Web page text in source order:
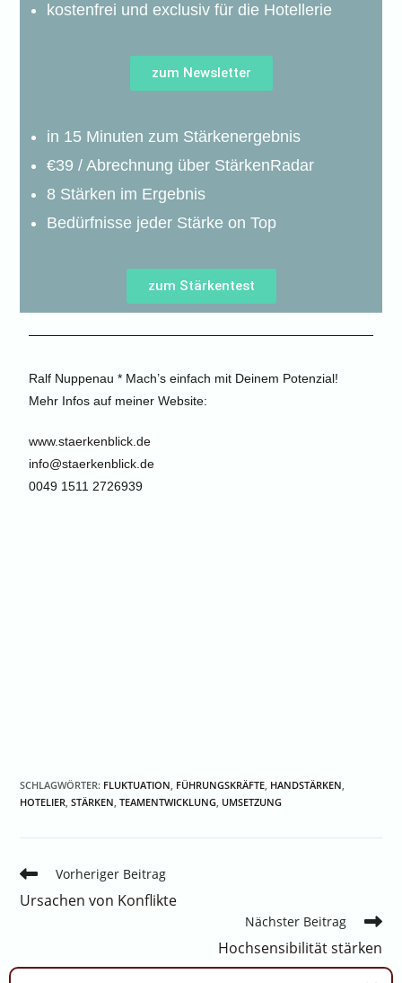
kostenfrei und exclusiv für die Hotellerie
zum Newsletter
in 15 Minuten zum Stärkenergebnis
€39 / Abrechnung über StärkenRadar
8 Stärken im Ergebnis
Bedürfnisse jeder Stärke on Top
zum Stärkentest
Ralf Nuppenau * Mach’s einfach mit Deinem Potenzial!
Mehr Infos auf meiner Website:
www.staerkenblick.de
info@staerkenblick.de
0049 1511 2726939
SCHLAGWÖRTER: FLUKTUATION FÜHRUNGSKRÄFTE HANDSTÄRKEN
HOTELIER STÄRKEN TEAMENTWICKLUNG UMSETZUNG
Vorheriger Beitrag
Ursachen von Konflikte
Nächster Beitrag
Hochsensibilität stärken